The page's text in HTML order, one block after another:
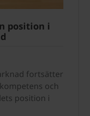
position i
fortsätter
och
position i